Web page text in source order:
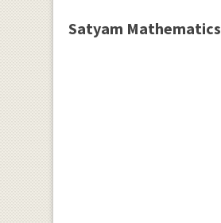
Satyam Mathematics